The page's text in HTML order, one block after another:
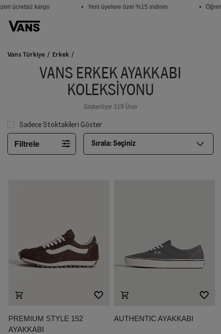
ücretsiz kargo • Yeni üyelere özel %15 indirim •
Vans Türkiye Erkek
VANS ERKEK AYAKKABI
KOLEKSIYONU
Gösteriliyor 319 Ürün
Sadece Stoktakileri Göster
Filtrele Sırala:Seçiniz
PREMIUM STYLE 152
AYAKKABI
AUTHENTIC AYAKKABI